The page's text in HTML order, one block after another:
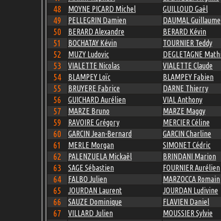
48 MOYNE PICARD Michel GUILLOUD Gaël
49 PELLEGRIN Damien DAUMAL Guillaume
50 BERARD Alexandre BERARD Kévin
51 BOCHATAY Kévin TOURNIER Teddy
52 MUZY Ludovic DEGLETAGNE
53 VIALETTE Nicolas VIALETTE Claude
54 BLAMPEY Loïc BLAMPEY Fabien
55 BRUYERE Fabrice DARNE Thierry
56 GUICHARD Aurélien VIAL Anthony
57 MARZE Bruno MARZE Maggy
59 RAVOIRE Grégory MERCIER Céline
60 GARCIN Jean-Bernard GARCIN Charline
61 MERLE Morgan SIMONET Cédric
62 PALENZUELA Mickaël BRINDANI Marion
63 SAGE Sébastien FOURNIER Aurélien
64 FALBO Julien MARZOCCA Romain
65 JOURDAN Laurent JOURDAN Ludivine
66 SAUZE Dominique FLAVIEN Daniel
67 VILLARD Julien MOUSSIER Sylvie